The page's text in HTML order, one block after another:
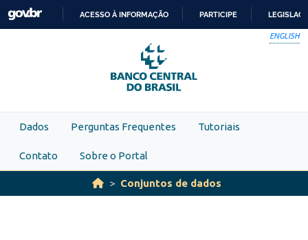
Skip to main content
PARA
O
CONTEÚDO
ACESSO À INFORMAÇÃO PARTICIPE
ENGLISH
Dados Perguntas Frequentes Tutoriais
Contato Sobre o Portal
Conjuntos de dados